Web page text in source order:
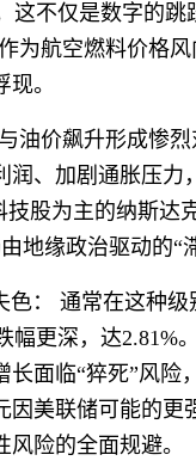
这不仅是数字的
为航空燃料价格
。
油价飙升形成惨
润、加剧通胀压
技股为主的纳斯达
地缘政治驱动的“
色： 通常在这种
幅更深，达
长面临“猝死”风
美联储可能的更
险的全面规避。